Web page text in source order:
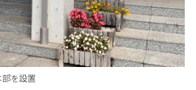
を設置